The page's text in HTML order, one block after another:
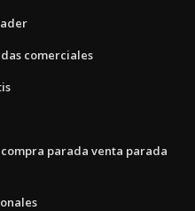
comerciales
parada venta parada